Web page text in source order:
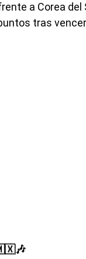
a Corea del
tras